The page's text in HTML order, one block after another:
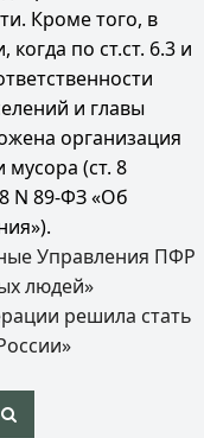
Кроме того, в
по ст.ст. 6.3 и
и главы
организация
(ст. 8
N 89-ФЗ «Об
Управления ПФР
людей»
решила стать